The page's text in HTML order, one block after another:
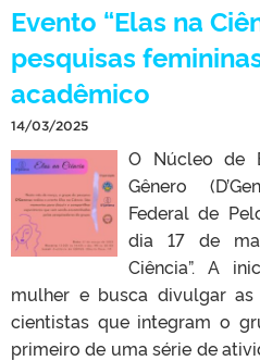
Evento “Elas na
pesquisas
acadêmico
14/03/2025
O Núcleo de
Gênero
Federal de
dia 17 de
Ciência”. A
mulher e busca divulgar as
cientistas que integram o
primeiro de uma série de